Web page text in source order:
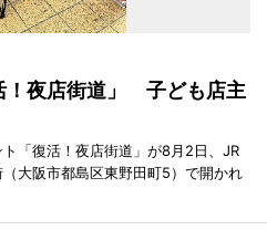
！夜店街道」 子ども店主
「復活！夜店街道」が8月2日、JR
大阪市都島区東野田町5）で開かれ